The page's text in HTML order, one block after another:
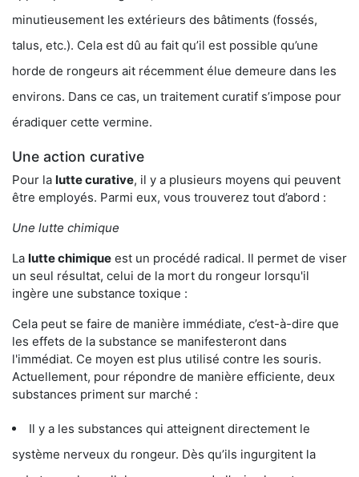
minutieusement les extérieurs des bâtiments (fossés,
talus, etc.). Cela est dû au fait qu’il est possible qu’une
horde de rongeurs ait récemment élue demeure dans les
environs. Dans ce cas, un traitement curatif s’impose pour
éradiquer cette vermine.
Une action curative
Pour la lutte curative, il y a plusieurs moyens qui peuvent
être employés. Parmi eux, vous trouverez tout d’abord :
Une lutte chimique
La lutte chimique est un procédé radical. Il permet de viser
un seul résultat, celui de la mort du rongeur lorsqu'il
ingère une substance toxique :
Cela peut se faire de manière immédiate, c’est-à-dire que
les effets de la substance se manifesteront dans
l'immédiat. Ce moyen est plus utilisé contre les souris.
Actuellement, pour répondre de manière efficiente, deux
substances priment sur marché :
Il y a les substances qui atteignent directement le
système nerveux du rongeur. Dès qu’ils ingurgitent la